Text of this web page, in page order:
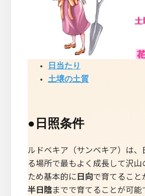
日当たり
土壌の土質
●日照条件
ルドベキア（サンベキア）は
る場所で最もよく成長して沢山
ため基本的に日向で育てること
半日陰までで育てることが可能